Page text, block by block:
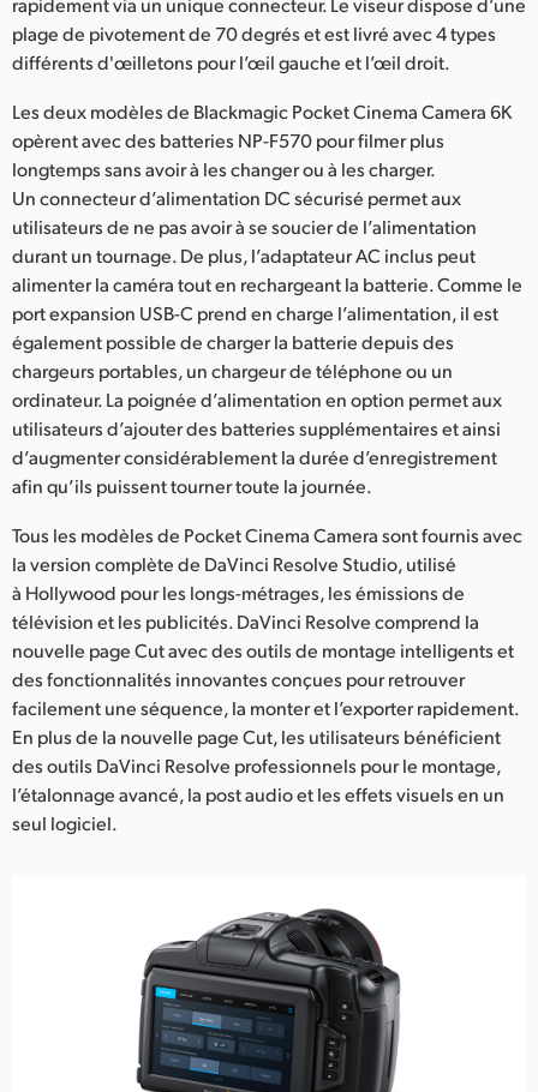
plage de pivotement de 70 degrés et est livré avec 4 types
différents d'œilletons pour l’œil gauche et l’œil droit.
Les deux modèles de Blackmagic Pocket Cinema Camera 6K
opèrent avec des batteries NP-F570 pour filmer plus
longtemps sans avoir à les changer ou à les charger.
Un connecteur d’alimentation DC sécurisé permet aux
utilisateurs de ne pas avoir à se soucier de l’alimentation
durant un tournage. De plus, l’adaptateur AC inclus peut
alimenter la caméra tout en rechargeant la batterie. Comme le
port expansion USB-C prend en charge l’alimentation, il est
également possible de charger la batterie depuis des
chargeurs portables, un chargeur de téléphone ou un
ordinateur. La poignée d’alimentation en option permet aux
utilisateurs d’ajouter des batteries supplémentaires et ainsi
d’augmenter considérablement la durée d’enregistrement
afin qu’ils puissent tourner toute la journée.
Tous les modèles de Pocket Cinema Camera sont fournis avec
la version complète de DaVinci Resolve Studio, utilisé
à Hollywood pour les longs-métrages, les émissions de
télévision et les publicités. DaVinci Resolve comprend la
nouvelle page Cut avec des outils de montage intelligents et
des fonctionnalités innovantes conçues pour retrouver
facilement une séquence, la monter et l’exporter rapidement.
En plus de la nouvelle page Cut, les utilisateurs bénéficient
des outils DaVinci Resolve professionnels pour le montage,
l’étalonnage avancé, la post audio et les effets visuels en un
seul logiciel.